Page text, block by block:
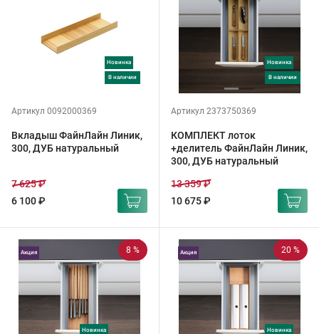
Новинка
в наличии
Артикул 0092000369
Вкладыш ФайнЛайн Линик,
300, ДУБ натуральный
6 100 ₽
7 625 ₽
Новинка
в наличии
Артикул 2373750369
КОМПЛЕКТ лоток
+делитель ФайнЛайн Линик,
300, ДУБ натуральный
10 675 ₽
13 359 ₽
8 %
Новинка
Акция 20 %
Новинка
Акция